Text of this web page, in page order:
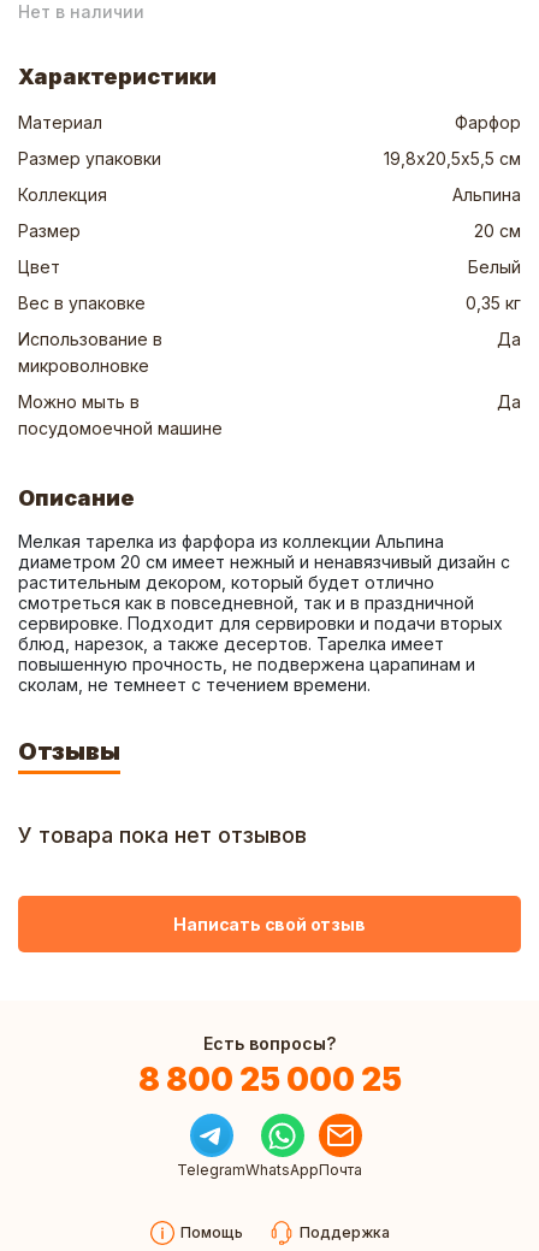
Нет в наличии
Характеристики
Материал
Фарфор
Размер упаковки
19,8х20,5х5,5 см
Коллекция
Альпина
Размер
20 см
Цвет
Белый
Вес в упаковке
0,35 кг
Использование в
микроволновке
Да
Можно мыть в
посудомоечной машине
Да
Описание
Мелкая тарелка из фарфора из коллекции Альпина
диаметром 20 см имеет нежный и ненавязчивый дизайн с
растительным декором, который будет отлично
смотреться как в повседневной, так и в праздничной
сервировке. Подходит для сервировки и подачи вторых
блюд, нарезок, а также десертов. Тарелка имеет
повышенную прочность, не подвержена царапинам и
сколам, не темнеет с течением времени.
Отзывы
У товара пока нет отзывов
Написать свой отзыв
Есть вопросы?
8 800 25 000 25
TelegramWhatsAppПочта
Помощь Поддержка